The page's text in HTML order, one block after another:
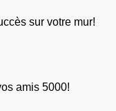
sur votre mur!
amis 5000!